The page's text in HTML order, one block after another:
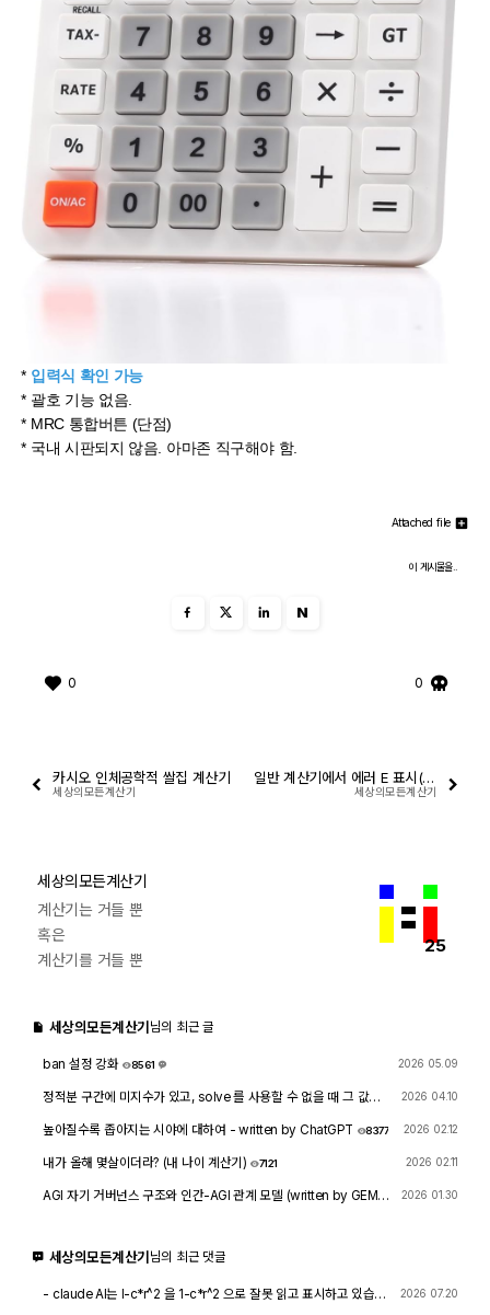
* 입력식 확인 가능
* 괄호 기능 없음.
* MRC 통합버튼 (단점)
* 국내 시판되지 않음. 아마존 직구해야 함.
Attached file
이 게시물을..
N
0 0
카시오 인체공학적 쌀집 계산기
세상의모든계산기
일반 계산기에서 에러 E 표시(또는 ERROR 표시)가 뜨는 경우
세상의모든계산기
25
세상의모든계산기
계산기는 거들 뿐
혹은
계산기를 거들 뿐
세상의모든계산기 님의 최근 글
ban 설정 강화
8561
2026 05.09
정적분 구간에 미지수가 있고, solve 를 사용할 수 없을 때 그 값을
2026 04.10
높아질수록 좁아지는 시야에 대하여 - written by ChatGPT 8377 2026 02.12
내가 올해 몇살이더라? (내 나이 계산기) 7121 2026 02.11
AGI 자기 거버넌스 구조와 인간-AGI 관계 모델 (written by GEMIN
2026 01.30
세상의모든계산기 님의 최근 댓글
- claude AI는 l-c*r^2 을 1-c*r^2 으로 잘못 읽고 표시하고 있습니
2026 07.20